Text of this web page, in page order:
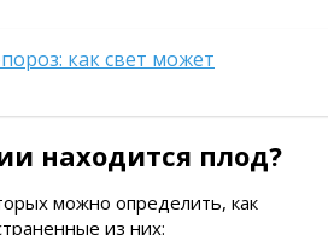
как свет может
находится плод?
можно определить, как
из них: